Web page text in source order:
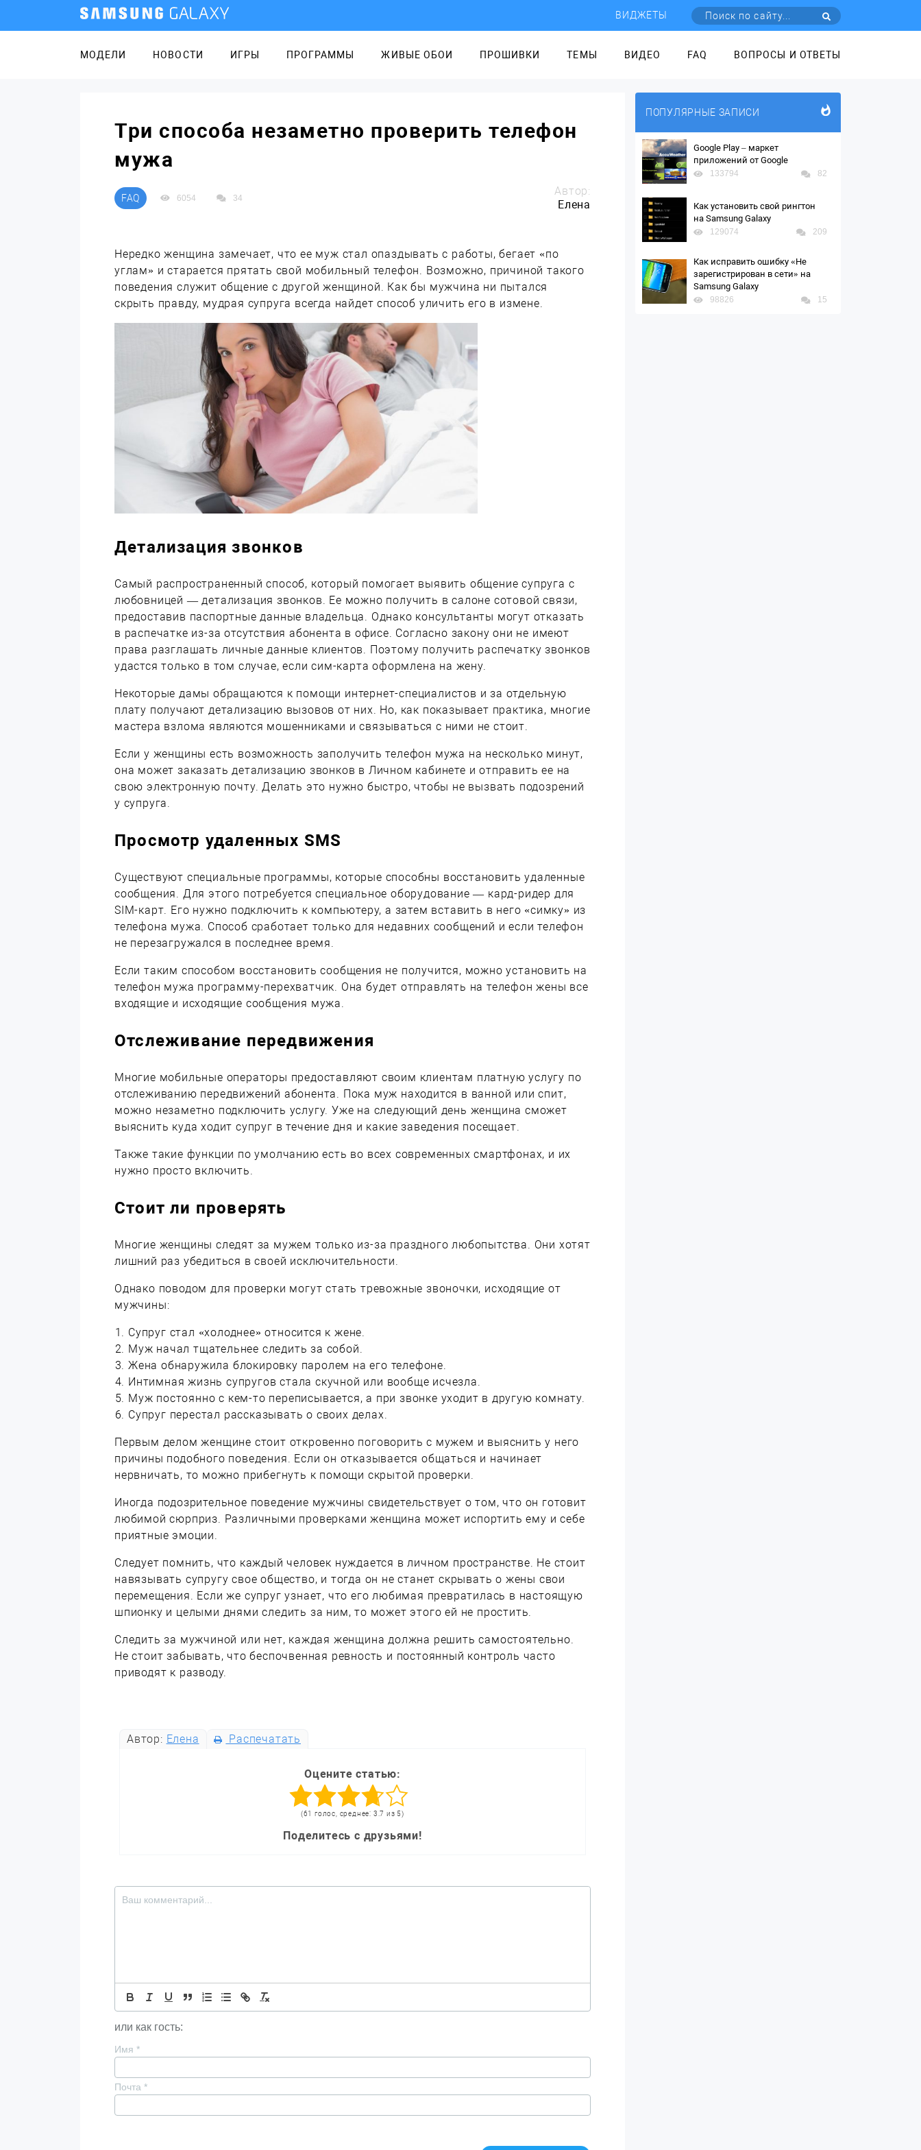
ВИДЖЕТЫ
МОДЕЛИ НОВОСТИ ИГРЫ ПРОГРАММЫ ЖИВЫЕ ОБОИ ПРОШИВКИ ТЕМЫ ВИДЕО FAQ ВОПРОСЫ И ОТВЕТЫ
Три способа незаметно проверить телефон
мужа
FAQ 6054 34
Автор:
Елена
Нередко женщина замечает, что ее муж стал опаздывать с работы, бегает «по
углам» и старается прятать свой мобильный телефон. Возможно, причиной такого
поведения служит общение с другой женщиной. Как бы мужчина ни пытался
скрыть правду, мудрая супруга всегда найдет способ уличить его в измене.
Детализация звонков
Самый распространенный способ, который помогает выявить общение супруга с
любовницей — детализация звонков. Ее можно получить в салоне сотовой связи,
предоставив паспортные данные владельца. Однако консультанты могут отказать
в распечатке из-за отсутствия абонента в офисе. Согласно закону они не имеют
права разглашать личные данные клиентов. Поэтому получить распечатку звонков
удастся только в том случае, если сим-карта оформлена на жену.
Некоторые дамы обращаются к помощи интернет-специалистов и за отдельную
плату получают детализацию вызовов от них. Но, как показывает практика, многие
мастера взлома являются мошенниками и связываться с ними не стоит.
Если у женщины есть возможность заполучить телефон мужа на несколько минут,
она может заказать детализацию звонков в Личном кабинете и отправить ее на
свою электронную почту. Делать это нужно быстро, чтобы не вызвать подозрений
у супруга.
Просмотр удаленных SMS
Существуют специальные программы, которые способны восстановить удаленные
сообщения. Для этого потребуется специальное оборудование — кард-ридер для
SIM-карт. Его нужно подключить к компьютеру, а затем вставить в него «симку» из
телефона мужа. Способ сработает только для недавних сообщений и если телефон
не перезагружался в последнее время.
Если таким способом восстановить сообщения не получится, можно установить на
телефон мужа программу-перехватчик. Она будет отправлять на телефон жены все
входящие и исходящие сообщения мужа.
Отслеживание передвижения
Многие мобильные операторы предоставляют своим клиентам платную услугу по
отслеживанию передвижений абонента. Пока муж находится в ванной или спит,
можно незаметно подключить услугу. Уже на следующий день женщина сможет
выяснить куда ходит супруг в течение дня и какие заведения посещает.
Также такие функции по умолчанию есть во всех современных смартфонах, и их
нужно просто включить.
Стоит ли проверять
Многие женщины следят за мужем только из-за праздного любопытства. Они хотят
лишний раз убедиться в своей исключительности.
Однако поводом для проверки могут стать тревожные звоночки, исходящие от
мужчины:
Супруг стал «холоднее» относится к жене.
Муж начал тщательнее следить за собой.
Жена обнаружила блокировку паролем на его телефоне.
Интимная жизнь супругов стала скучной или вообще исчезла.
Муж постоянно с кем-то переписывается, а при звонке уходит в другую комнату.
Супруг перестал рассказывать о своих делах.
Первым делом женщине стоит откровенно поговорить с мужем и выяснить у него
причины подобного поведения. Если он отказывается общаться и начинает
нервничать, то можно прибегнуть к помощи скрытой проверки.
Иногда подозрительное поведение мужчины свидетельствует о том, что он готовит
любимой сюрприз. Различными проверками женщина может испортить ему и себе
приятные эмоции.
Следует помнить, что каждый человек нуждается в личном пространстве. Не стоит
навязывать супругу свое общество, и тогда он не станет скрывать о жены свои
перемещения. Если же супруг узнает, что его любимая превратилась в настоящую
шпионку и целыми днями следить за ним, то может этого ей не простить.
Следить за мужчиной или нет, каждая женщина должна решить самостоятельно.
Не стоит забывать, что беспочвенная ревность и постоянный контроль часто
приводят к разводу.
Автор: Елена Распечатать
Оцените статью:
(61 голос, среднее: 3.7 из 5)
Поделитесь с друзьями!
или как гость:
Имя *
Почта *
ПОПУЛЯРНЫЕ ЗАПИСИ
Google Play – маркет
приложений от Google
133794 82
Как установить свой рингтон
на Samsung Galaxy
129074 209
Как исправить ошибку «Не
зарегистрирован в сети» на
Samsung Galaxy
98826 15